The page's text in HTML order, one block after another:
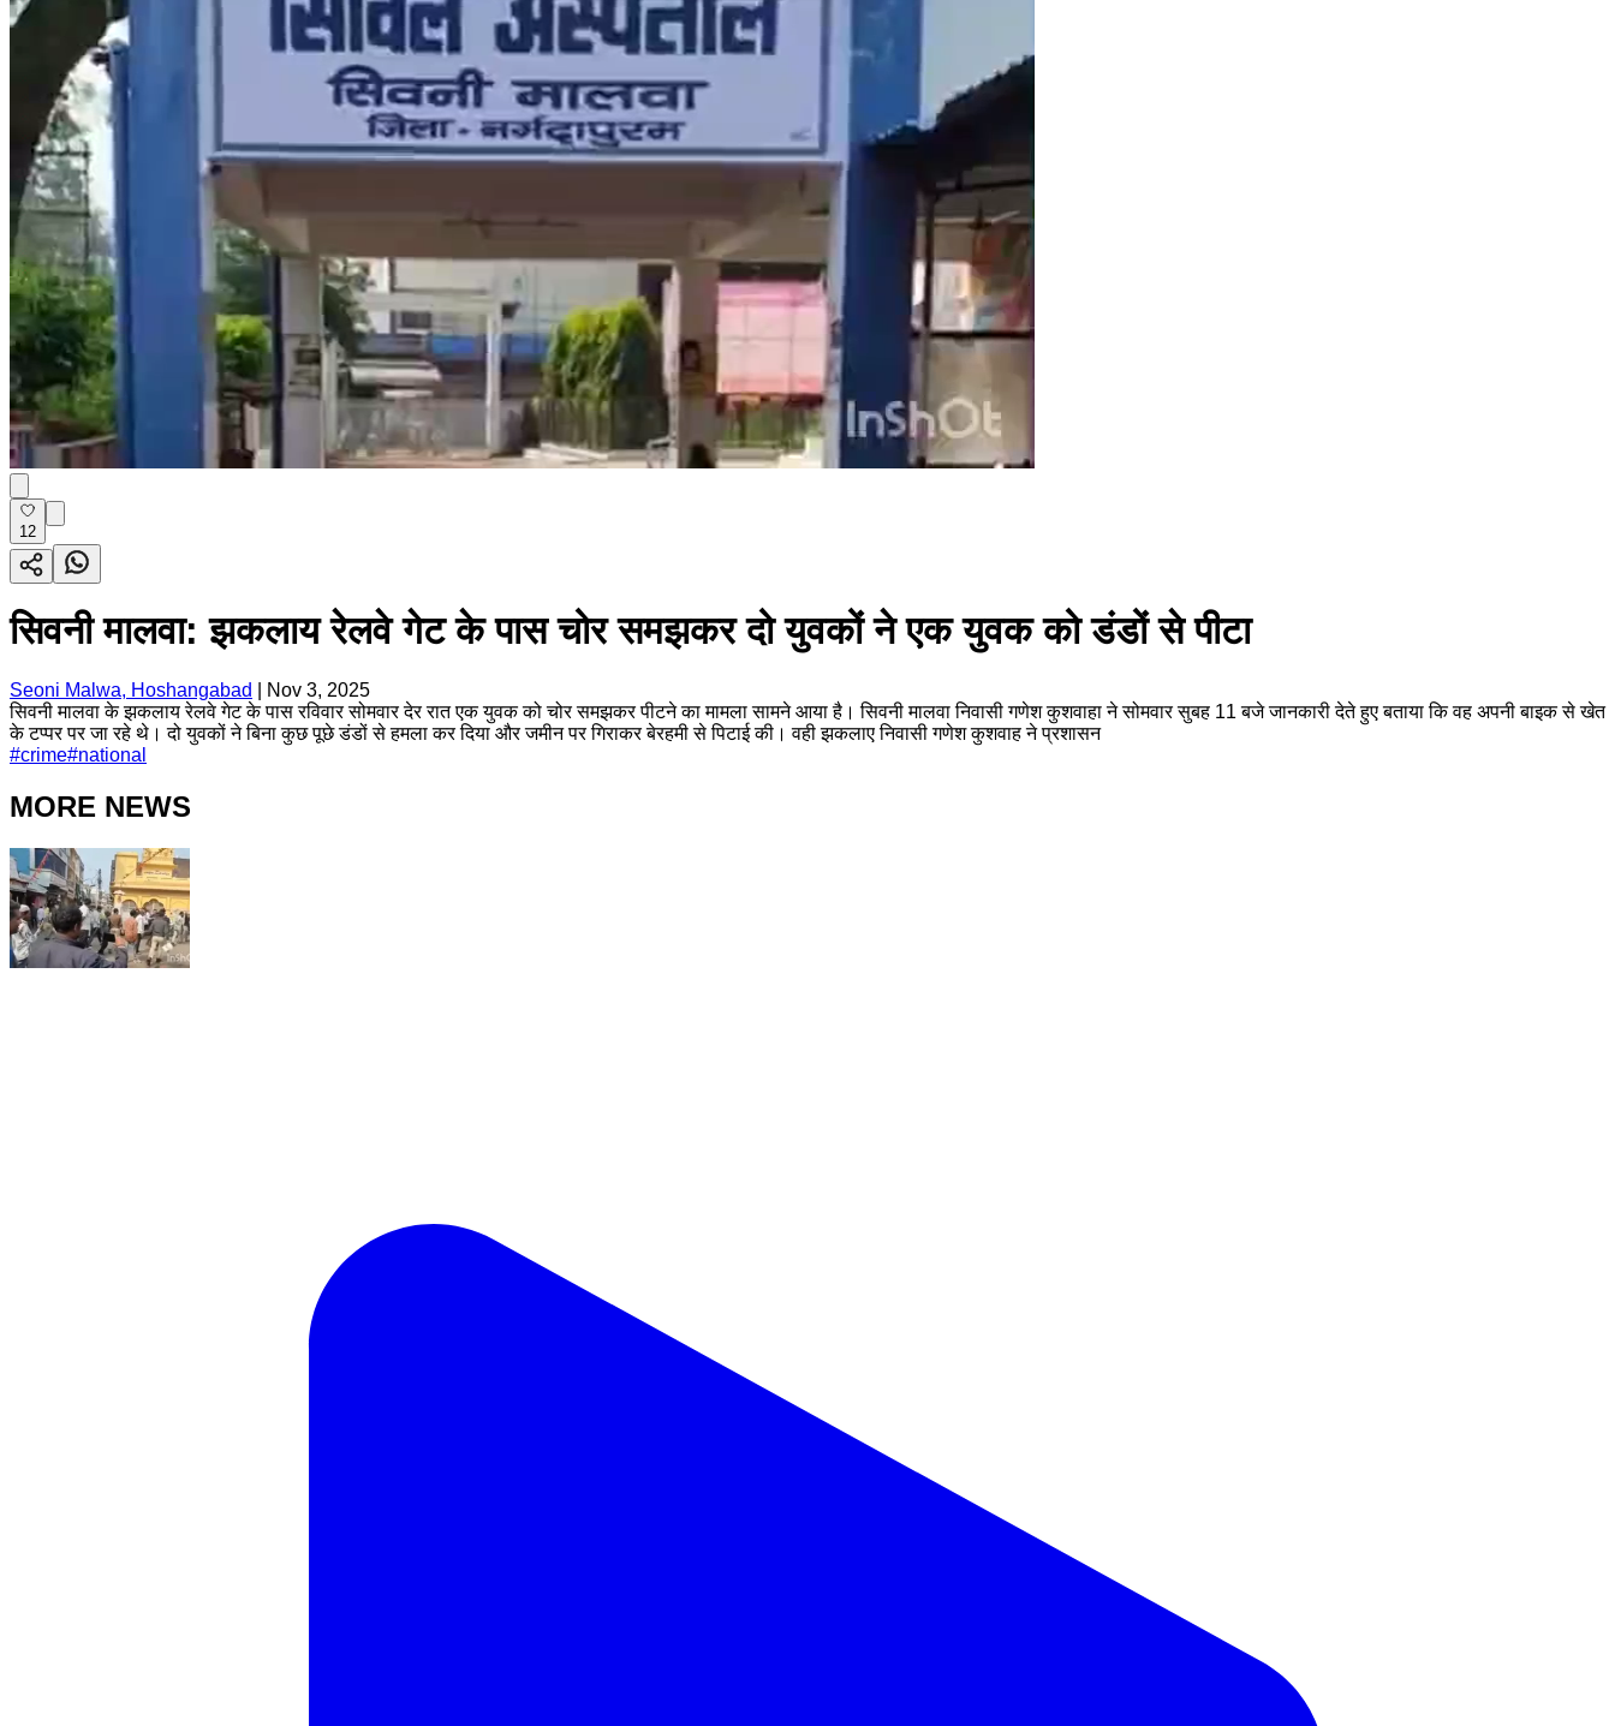
12
सिवनी मालवा: झकलाय रेलवे गेट के पास चोर समझकर दो युवकों ने एक युवक को डंडों से पीटा
Seoni Malwa, Hoshangabad
Nov 3, 2025
सिवनी मालवा के झकलाय रेलवे गेट के पास रविवार सोमवार देर रात एक युवक को चोर समझकर पीटने का मामला सामने आया है। सिवनी मालवा निवासी गणेश कुशवाहा ने सोमवार सुबह 11 बजे जानकारी देते हुए बताया कि वह अपनी बाइक से खेत
के टप्पर पर जा रहे थे। दो युवकों ने बिना कुछ पूछे डंडों से हमला कर दिया और जमीन पर गिराकर बेरहमी से पिटाई की। वही झकलाए निवासी गणेश कुशवाह ने प्रशासन
#crime#national
MORE NEWS